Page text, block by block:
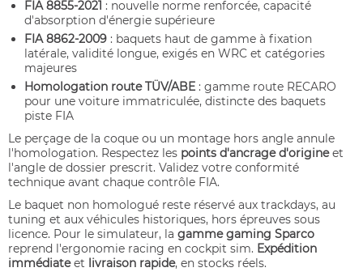
FIA 8855-2021 : nouvelle norme renforcée, capacité
d'absorption d'énergie supérieure
FIA 8862-2009 : baquets haut de gamme à fixation
latérale, validité longue, exigés en WRC et catégories
majeures
Homologation route TÜV/ABE : gamme route RECARO
pour une voiture immatriculée, distincte des baquets
piste FIA
Le perçage de la coque ou un montage hors angle annule
l'homologation. Respectez les points d'ancrage d'origineet
l'angle de dossier prescrit. Validez votre conformité
technique avant chaque contrôle FIA.
Le baquet non homologué reste réservé aux trackdays, au
tuning et aux véhicules historiques, hors épreuves sous
licence. Pour le simulateur, la gamme gaming Sparco
reprend l'ergonomie racing en cockpit sim. Expédition
immédiateet livraison rapide, en stocks réels.